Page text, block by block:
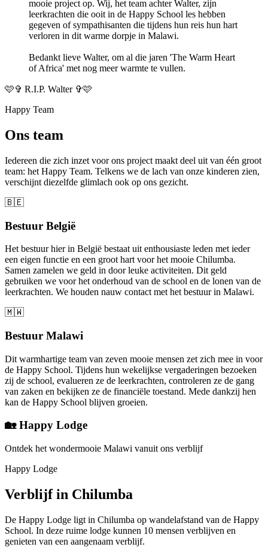
mooie project op. Wij, het team achter Walter, zijn
leerkrachten die ooit in de Happy School les hebben
gegeven of sympathisanten die tijdens hun reis hun hart
verloren in dit warme dorpje in Malawi.
Bedankt lieve Walter, om al die jaren 'The Warm Heart
of Africa' met nog meer warmte te vullen.
🩷✞ R.I.P. Walter ✞🩷
Happy Team
Ons team
Iedereen die zich inzet voor ons project maakt deel uit van één groot
team: het Happy Team. Telkens we de lach van onze kinderen zien,
verschijnt diezelfde glimlach ook op ons gezicht.
🇧🇪
Bestuur België
Het bestuur hier in België bestaat uit enthousiaste leden met ieder
een eigen functie en een groot hart voor het mooie Chilumba.
Samen zamelen we geld in door leuke activiteiten. Dit geld
gebruiken we voor het onderhoud van de school en de lonen van de
leerkrachten. We houden nauw contact met het bestuur in Malawi.
🇲🇼
Bestuur Malawi
Dit warmhartige team van zeven mooie mensen zet zich mee in voor
de Happy School. Tijdens hun wekelijkse vergaderingen bezoeken
zij de school, evalueren ze de leerkrachten, controleren ze de gang
van zaken en bekijken ze de financiële toestand. Mede dankzij hen
kan de Happy School blijven groeien.
🏡 Happy Lodge
Ontdek het wondermooie Malawi vanuit ons verblijf
Happy Lodge
Verblijf in Chilumba
De Happy Lodge ligt in Chilumba op wandelafstand van de Happy
School. In deze ruime lodge kunnen 10 mensen verblijven en
genieten van een aangenaam verblijf.